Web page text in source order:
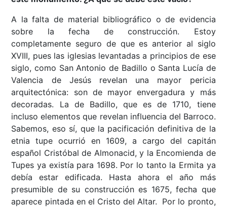
A la falta de material bibliográfico o de evidencia
sobre la fecha de construcción. Estoy
completamente seguro de que es anterior al siglo
XVIII, pues las iglesias levantadas a principios de ese
siglo, como San Antonio de Badillo o Santa Lucía de
Valencia de Jesús revelan una mayor pericia
arquitectónica: son de mayor envergadura y más
decoradas. La de Badillo, que es de 1710, tiene
incluso elementos que revelan influencia del Barroco.
Sabemos, eso sí, que la pacificación definitiva de la
etnia tupe ocurrió en 1609, a cargo del capitán
español Cristóbal de Almonacid, y la Encomienda de
Tupes ya existía para 1698. Por lo tanto la Ermita ya
debía estar edificada. Hasta ahora el año más
presumible de su construcción es 1675, fecha que
aparece pintada en el Cristo del Altar. Por lo pronto,